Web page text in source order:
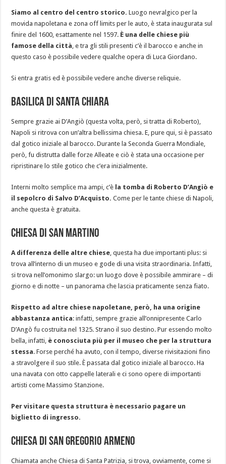
Siamo al centro del centro storico. Luogo nevralgico per la
movida napoletana e zona off limits per le auto, è stata inaugurata sul
finire del 1600, esattamente nel 1597. È una delle chiese più
famose della città , e tra gli stili presenti c’è il barocco e anche in
questo caso è possibile vedere qualche opera di Luca Giordano.
Si entra gratis ed è possibile vedere anche diverse reliquie.
Basilica di Santa Chiara
Sempre grazie ai D’Angiò (questa volta, però, si tratta di Roberto),
Napoli si ritrova con un’altra bellissima chiesa. E, pure qui, si è passato
dal gotico iniziale al barocco. Durante la Seconda Guerra Mondiale,
però, fu distrutta dalle forze Alleate e ciò è stata una occasione per
ripristinare lo stile gotico che c’era inizialmente.
Interni molto semplice ma ampi, c’è la tomba di Roberto D’Angiò e
il sepolcro di Salvo D’Acquisto. Come per le tante chiese di Napoli,
anche questa è gratuita.
Chiesa di San Martino
A differenza delle altre chiese , questa ha due importanti plus: si
trova all’interno di un museo e gode di una visita straordinaria. Infatti,
si trova nell’omonimo slargo: un luogo dove è possibile ammirare – di
giorno e di notte – un panorama che lascia praticamente senza fiato.
Rispetto ad altre chiese napoletane, però, ha una origine
abbastanza antica: infatti, sempre grazie all’onnipresente Carlo
D’Angò fu costruita nel 1325. Strano il suo destino. Pur essendo molto
bella, infatti, è conosciuta più per il museo che per la struttura
stessa. Forse perché ha avuto, con il tempo, diverse rivisitazioni fino
a stravolgere il suo stile. È passata dal gotico iniziale al barocco. Ha
una navata con otto cappelle laterali e ci sono opere di importanti
artisti come Massimo Stanzione.
Per visitare questa struttura è necessario pagare un
biglietto di ingresso.
Chiesa di San Gregorio Armeno
Chiamata anche Chiesa di Santa Patrizia, si trova, ovviamente, come si